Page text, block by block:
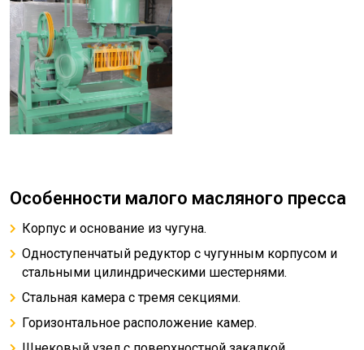
Особенности малого масляного пресса
Корпус и основание из чугуна.
Одноступенчатый редуктор с чугунным корпусом и
стальными цилиндрическими шестернями.
Стальная камера с тремя секциями.
Горизонтальное расположение камер.